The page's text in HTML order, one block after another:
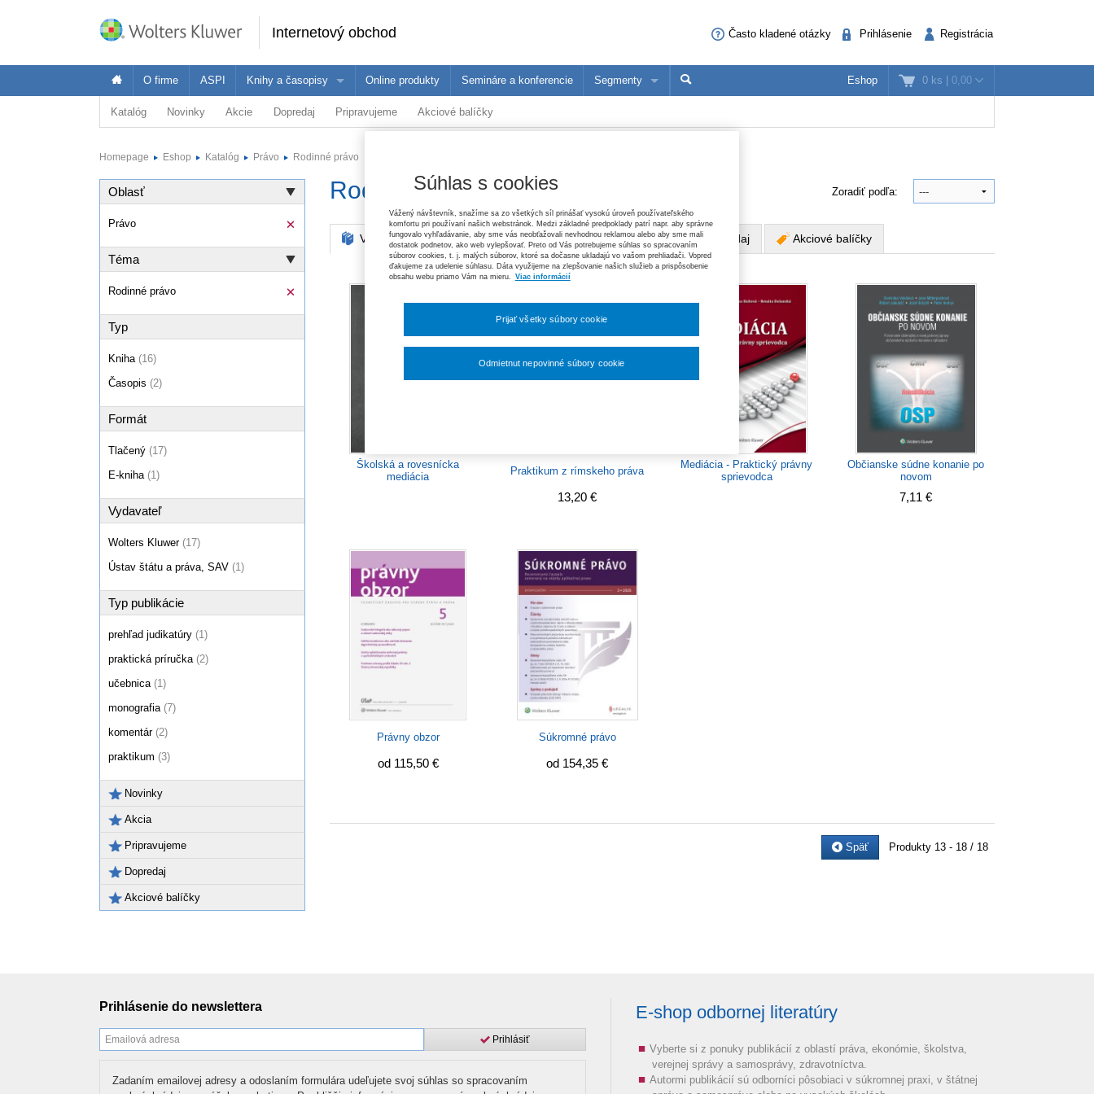
Internetový obchod Často kladené otázky Prihlásenie Registrácia
0 ks | 0,00
O firme ASPI Knihy a časopisy
Oblasť
Dane a účtovníctvo
Zdravotníctvo
BOZP
Vybrané produkty
Zákon o priestupkoch – komentár, 3. vydanie
Helena Spišiaková
79,80 €
Ochrana základných práv
Pracovné právo v poznámkach s príkladmi, 3. vydanie
Jana Žuľová, Marcel Dolobáč, Monika Minčičová
33,60 €
Online produkty Semináre a konferencie Segmenty
Ponuka Wolters Kluwer je široká - pozrite sa čo ponúkame profesionálom z vašej oblasti
Eshop
Katalóg Novinky Akcie Dopredaj Pripravujeme Akciové balíčky
Homepage Eshop Katalóg Právo Rodinné právo
Rodinné právo Zoradiť podľa:
Všetko Akcie Novinky Pripravujeme Dopredaj Akciové balíčky
Školská a rovesnícka
mediácia
Praktikum z rímskeho práva
13,20 €
Mediácia - Praktický právny
sprievodca
Občianske súdne konanie po
novom
7,11 €
Právny obzor
od 115,50 €
Súkromné právo
od 154,35 €
Späť Produkty 13 - 18 / 18
Oblasť
Právo
Téma
Rodinné právo
Typ
Kniha (16)
Časopis (2)
Formát
Tlačený (17)
E-kniha (1)
Vydavateľ
Wolters Kluwer (17)
Ústav štátu a práva, SAV (1)
Typ publikácie
prehľad judikatúry (1)
praktická príručka (2)
učebnica (1)
monografia (7)
komentár (2)
praktikum (3)
Novinky
Akcia
Pripravujeme
Dopredaj
Akciové balíčky
Prihlásenie do newslettera
Prihlásiť
Zadaním emailovej adresy a odoslaním formulára udeľujete svoj súhlas so spracovaním
E-shop odbornej literatúry
Vyberte si z ponuky publikácií z oblastí práva, ekonómie, školstva,
verejnej správy a samosprávy, zdravotníctva.
Autormi publikácií sú odborníci pôsobiaci v súkromnej praxi, v štátnej
Súhlas s cookies
Vážený návštevník, snažíme sa zo všetkých síl prinášať vysokú úroveň používateľského
komfortu pri používaní našich webstránok. Medzi základné predpoklady patrí napr. aby správne
fungovalo vyhľadávanie, aby sme vás neobťažovali nevhodnou reklamou alebo aby sme mali
dostatok podnetov, ako web vylepšovať. Preto od Vás potrebujeme súhlas so spracovaním
súborov cookies, t. j. malých súborov, ktoré sa dočasne ukladajú vo vašom prehliadači. Vopred
ďakujeme za udelenie súhlasu. Dáta využijeme na zlepšovanie našich služieb a prispôsobenie
obsahu webu priamo Vám na mieru. Viac informácií
Odmietnut nepovinné súbory cookie
Prijať všetky súbory cookie